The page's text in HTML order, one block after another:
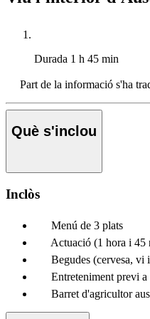
Durada 1 h 45 min
Part de la informació s'ha
Què s'inclou
Inclòs
Menú de 3 plats
Actuació (1 hora i 45
Begudes (cervesa, vi
Entreteniment previ a
Barret d'agricultor